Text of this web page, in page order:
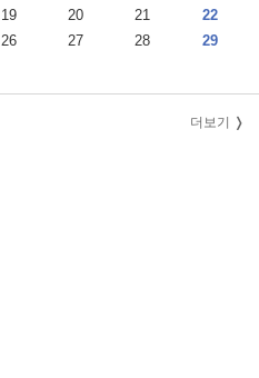
19 20 21
22
26 27 28
29
더보기